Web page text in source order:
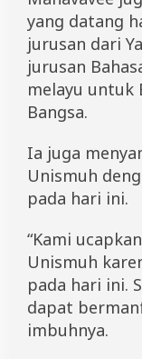
yang datang
jurusan dari
jurusan
melayu untuk
Bangsa.
Ia juga
Unismuh
pada hari ini.
“Kami
Unismuh
pada hari ini.
dapat
imbuhnya.